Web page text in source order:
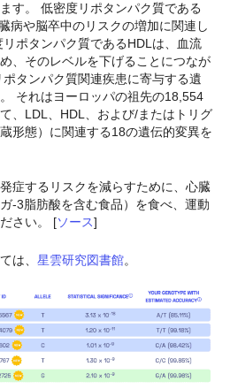
す。 低密度リポタンパク質である
病や脳卒中のリスクの増加に関連し
ポタンパク質であるHDLは、血流
、そのレベルを下げることにつなが
タンパク質関連疾患に寄与する遺
それはヨーロッパの祖先の18,554
、LDL、HDL、および/またはトリグ
形態）に関連する18の遺伝的変異を
症するリスクを減らすために、心臓
-3脂肪酸を含む食品）を食べ、運動
さい。 [ソース]
は、 星雲研究図書館。